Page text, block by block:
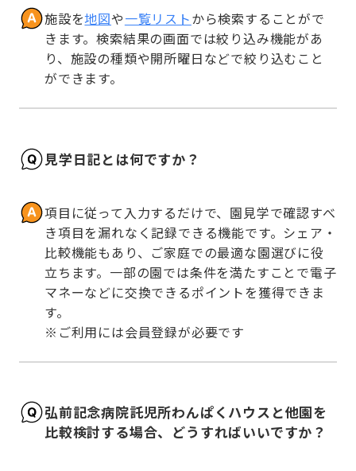
施設を地図や一覧リストから検索することがで
きます。検索結果の画面では絞り込み機能があ
り、施設の種類や開所曜日などで絞り込むこと
ができます。
見学日記とは何ですか？
項目に従って入力するだけで、園見学で確認すべ
き項目を漏れなく記録できる機能です。シェア・
比較機能もあり、ご家庭での最適な園選びに役
立ちます。一部の園では条件を満たすことで電子
マネーなどに交換できるポイントを獲得できま
す。
※ご利用には会員登録が必要です
弘前記念病院託児所わんぱくハウスと他園を
比較検討する場合、どうすればいいですか？